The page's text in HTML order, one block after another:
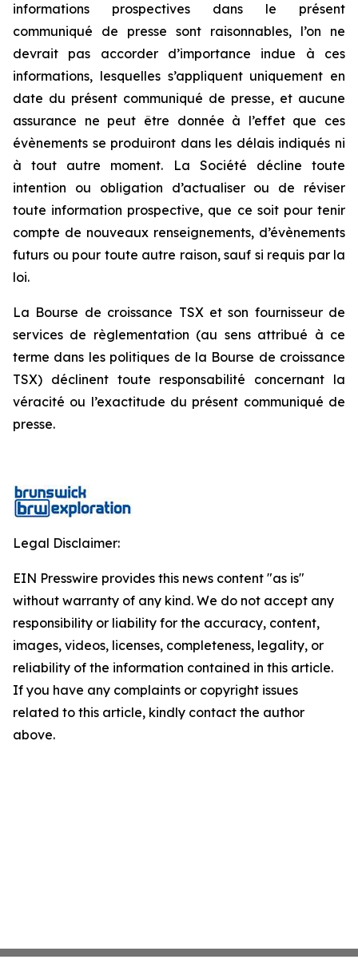
informations prospectives dans le présent
communiqué de presse sont raisonnables, l’on ne
devrait pas accorder d’importance indue à ces
informations, lesquelles s’appliquent uniquement en
date du présent communiqué de presse, et aucune
assurance ne peut être donnée à l’effet que ces
évènements se produiront dans les délais indiqués ni
à tout autre moment. La Société décline toute
intention ou obligation d’actualiser ou de réviser
toute information prospective, que ce soit pour tenir
compte de nouveaux renseignements, d’évènements
futurs ou pour toute autre raison, sauf si requis par la
loi.
La Bourse de croissance TSX et son fournisseur de
services de règlementation (au sens attribué à ce
terme dans les politiques de la Bourse de croissance
TSX) déclinent toute responsabilité concernant la
véracité ou l’exactitude du présent communiqué de
presse.
Legal Disclaimer:
EIN Presswire provides this news content "as is"
without warranty of any kind. We do not accept any
responsibility or liability for the accuracy, content,
images, videos, licenses, completeness, legality, or
reliability of the information contained in this article.
If you have any complaints or copyright issues
related to this article, kindly contact the author
above.